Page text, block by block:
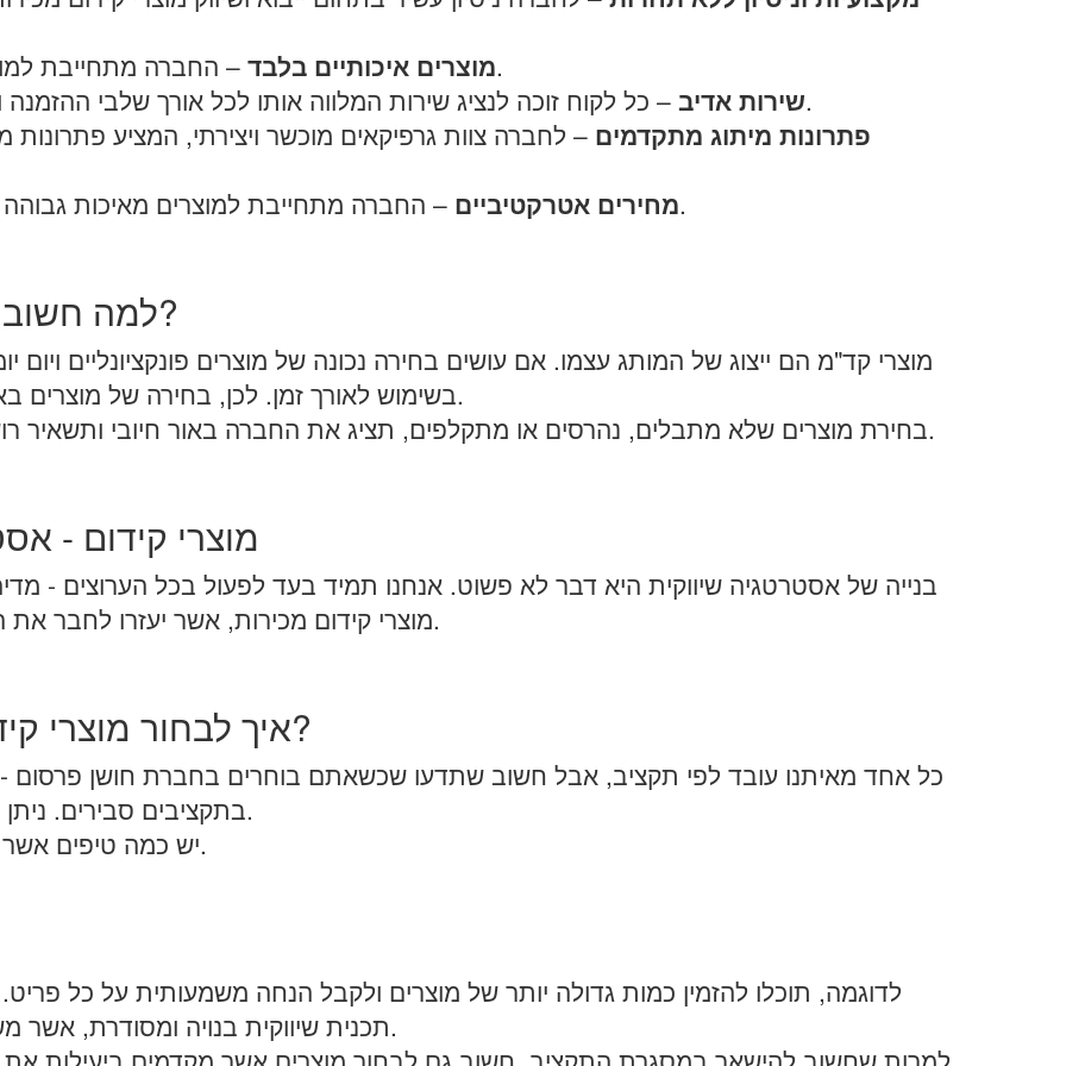
מוצרים איכותיים בלבד– החברה מתחייבת למוצרים איכותיים בלבד ומעניקה אחריות.
שירות אדיב– כל לקוח זוכה לנציג שירות המלווה אותו לכל אורך שלבי ההזמנה ועד לאספקת המוצרים, וגם לאחר מכן.
פתרונות מיתוג מתקדמים – לחברה צוות גרפיקאים מוכשר ויצירתי, המציע פתרונות
מחירים אטרקטיביים– החברה מתחייבת למוצרים מאיכות גבוהה במחירים אטרקטיביים ושווים לכל כיס.
למה חשוב לבחור מוצרים באיכות גבוהה?
מוצרי קד"מ הם ייצוג של המותג עצמו. אם עושים בחירה נכונה של מוצרים פונקציונליים ויום
בשימוש לאורך זמן. לכן, בחירה של מוצרים באיכות גבוהה היא קריטית להצלחת הקמפיין.
בחירת מוצרים שלא מתבלים, נהרסים או מתקלפים, תציג את החברה באור חיובי ותשאיר רושם טוב על לקוחות, ספקים ועובדים כאחד.
מוצרי קידום -
בנייה של אסטרטגיה שיווקית היא דבר לא פשוט. אנחנו תמיד בעד לפעול בכל הערוצים -
מוצרי קידום מכירות, אשר יעזרו לחבר את הלקוחות והעובדים אל המותג באופן יומיומי.
איך לבחור מוצרי קידום מכירות שעומדים בתקציב?
כל אחד מאיתנו עובד לפי תקציב, אבל חשוב שתדעו שכשאתם בוחרים בחברת חושן פרסום -
בתקציבים סבירים. ניתן לערוך קמפיין חסכוני ומרשים ללא כל בעיה.
יש כמה טיפים אשר יעזרו לכם לבנות את התכנית הזולה ביותר.
לדוגמה, תוכלו להזמין כמות גדולה יותר של מוצרים ולקבל הנחה משמעותית על כל
תכנית שיווקית בנויה ומסודרת, אשר משלבת בתוכה את האלמנט של מוצרי קד"מ.